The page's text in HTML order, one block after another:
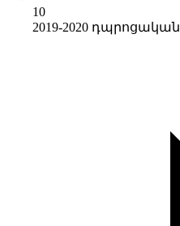
10
2019-2020 դպրոցական